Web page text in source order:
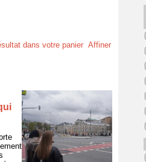
dans votre panier Affiner